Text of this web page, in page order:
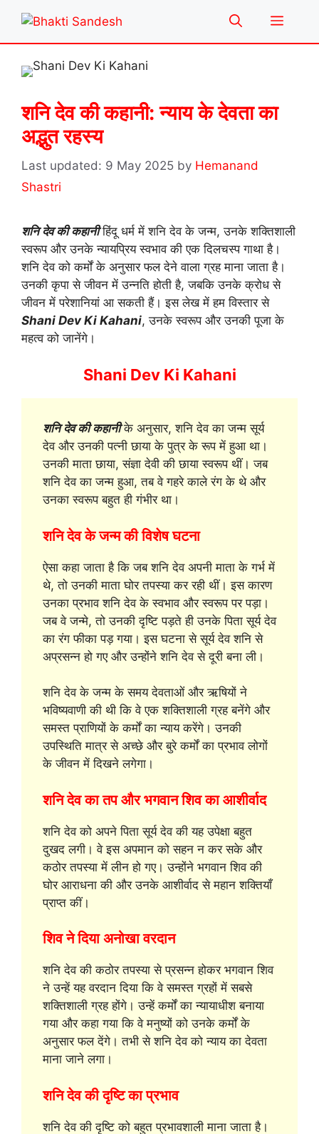
content
Menu
शनि देव की कहानी: न्याय के देवता का
अद्भुत रहस्य
9 May 2025 by Hemanand
Shastri
शनि देव की कहानीहिंदू धर्म में शनि देव के जन्म, उनके शक्तिशाली
स्वरूप और उनके न्यायप्रिय स्वभाव की एक दिलचस्प गाथा है।
शनि देव को कर्मों के अनुसार फल देने वाला ग्रह माना जाता है।
उनकी कृपा से जीवन में उन्नति होती है, जबकि उनके क्रोध से
जीवन में परेशानियां आ सकती हैं। इस लेख में हम विस्तार से
Shani Dev Ki Kahani, उनके स्वरूप और उनकी पूजा के
महत्व को जानेंगे।
Shani Dev Ki Kahani
शनि देव की कहानीके अनुसार, शनि देव का जन्म सूर्य
देव और उनकी पत्नी छाया के पुत्र के रूप में हुआ था।
उनकी माता छाया, संज्ञा देवी की छाया स्वरूप थीं। जब
शनि देव का जन्म हुआ, तब वे गहरे काले रंग के थे और
उनका स्वरूप बहुत ही गंभीर था।
शनि देव के जन्म की विशेष घटना
ऐसा कहा जाता है कि जब शनि देव अपनी माता के गर्भ में
थे, तो उनकी माता घोर तपस्या कर रही थीं। इस कारण
उनका प्रभाव शनि देव के स्वभाव और स्वरूप पर पड़ा।
जब वे जन्मे, तो उनकी दृष्टि पड़ते ही उनके पिता सूर्य देव
का रंग फीका पड़ गया। इस घटना से सूर्य देव शनि से
अप्रसन्न हो गए और उन्होंने शनि देव से दूरी बना ली।
शनि देव के जन्म के समय देवताओं और ऋषियों ने
भविष्यवाणी की थी कि वे एक शक्तिशाली ग्रह बनेंगे और
समस्त प्राणियों के कर्मों का न्याय करेंगे। उनकी
उपस्थिति मात्र से अच्छे और बुरे कर्मों का प्रभाव लोगों
के जीवन में दिखने लगेगा।
शनि देव का तप और भगवान शिव का आशीर्वाद
शनि देव को अपने पिता सूर्य देव की यह उपेक्षा बहुत
दुखद लगी। वे इस अपमान को सहन न कर सके और
कठोर तपस्या में लीन हो गए। उन्होंने भगवान शिव की
घोर आराधना की और उनके आशीर्वाद से महान शक्तियाँ
प्राप्त कीं।
शिव ने दिया अनोखा वरदान
शनि देव की कठोर तपस्या से प्रसन्न होकर भगवान शिव
ने उन्हें यह वरदान दिया कि वे समस्त ग्रहों में सबसे
शक्तिशाली ग्रह होंगे। उन्हें कर्मों का न्यायाधीश बनाया
गया और कहा गया कि वे मनुष्यों को उनके कर्मों के
अनुसार फल देंगे। तभी से शनि देव को न्याय का देवता
माना जाने लगा।
शनि देव की दृष्टि का प्रभाव
शनि देव की दृष्टि को बहुत प्रभावशाली माना जाता है।